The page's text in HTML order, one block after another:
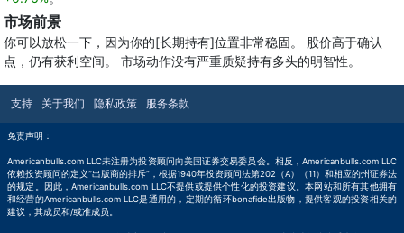
市场前景
你可以放松一下，因为你的[长期持有]位置非常稳固。 股价高于确认
点，仍有获利空间。 市场动作没有严重质疑持有多头的明智性。
支持 关于我们 隐私政策 服务条款
免责声明：
Americanbulls.com LLC未注册为投资顾问向美国证券交易委员会。相反，Americanbulls.com LLC
依赖投资顾问的定义“出版商的排斥”，根据1940年投资顾问法第202（A）（11）和相应的州证券法
的规定。因此，Americanbulls.com LLC不提供或提供个性化的投资建议。本网站和所有其他拥有
和经营的Americanbulls.com LLC是通用的，定期的循环bonafide出版物，提供客观的投资相关的
建议，其成员和/或准成员。